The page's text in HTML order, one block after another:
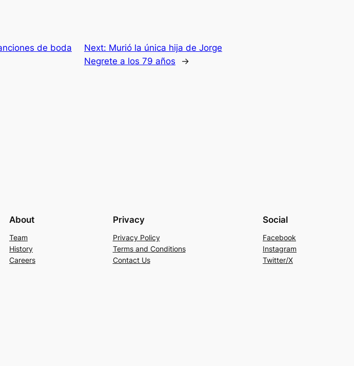
de boda
Next: Murió la única hija de Jorge
Negrete a los 79 años
→
About
Team
History
Careers
Privacy
Privacy Policy
Terms and Conditions
Contact Us
Social
Facebook
Instagram
Twitter/X